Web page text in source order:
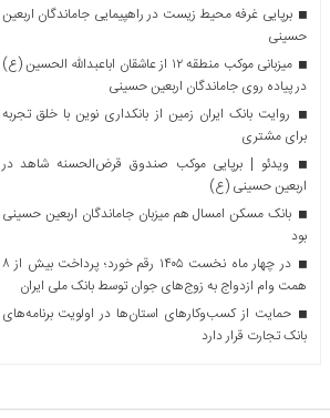
برپایی غرفه محیط زیست در راهپیمایی جاماندگان اربعین
حسینی
میزبانی موکب منطقه ۱۲ از عاشقان اباعبدالله الحسین (ع)
در پیاده روی جاماندگان اربعین حسینی
روایت بانک ایران زمین از بانکداری نوین با خلق تجربه
برای مشتری
ویدئو | برپایی موکب صندوق قرض‌الحسنه شاهد در
اربعین حسینی (ع)
بانک مسکن امسال هم میزبان جاماندگان اربعین حسینی
بود
در چهار ماه نخست ۱۴۰۵ رقم خورد؛ پرداخت بیش از ۸
همت وام ازدواج به زوج‌های جوان توسط بانک ملی ایران
حمایت از کسب‌وکارهای استان‌ها در اولویت برنامه‌های
بانک تجارت قرار دارد